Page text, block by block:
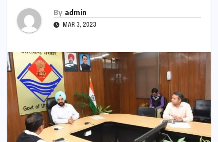
By admin
MAR 3, 2023